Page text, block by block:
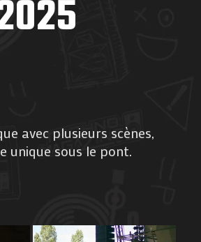
avec plusieurs scènes,
unique sous le pont.